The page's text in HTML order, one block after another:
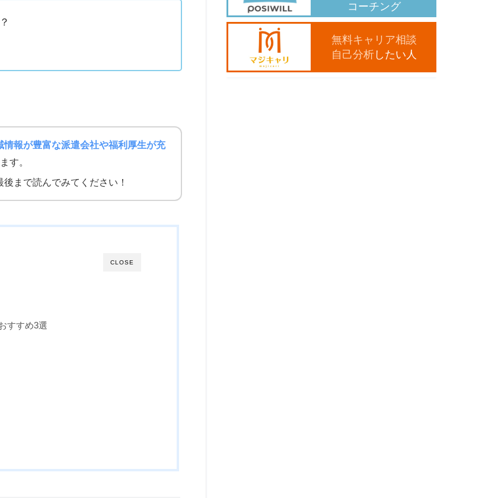
情報が豊富な派遣会社や福利厚生が充
す。
まで読んでみてください！
CLOSE
すすめ3選
コーチング
無料キャリア相談
自己分析 したい人